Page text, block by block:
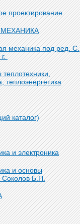
проектирование
механика под ред. С.
г.
теплоэнергетика
каталог)
и электроника
и основы
Соколов Б.П.